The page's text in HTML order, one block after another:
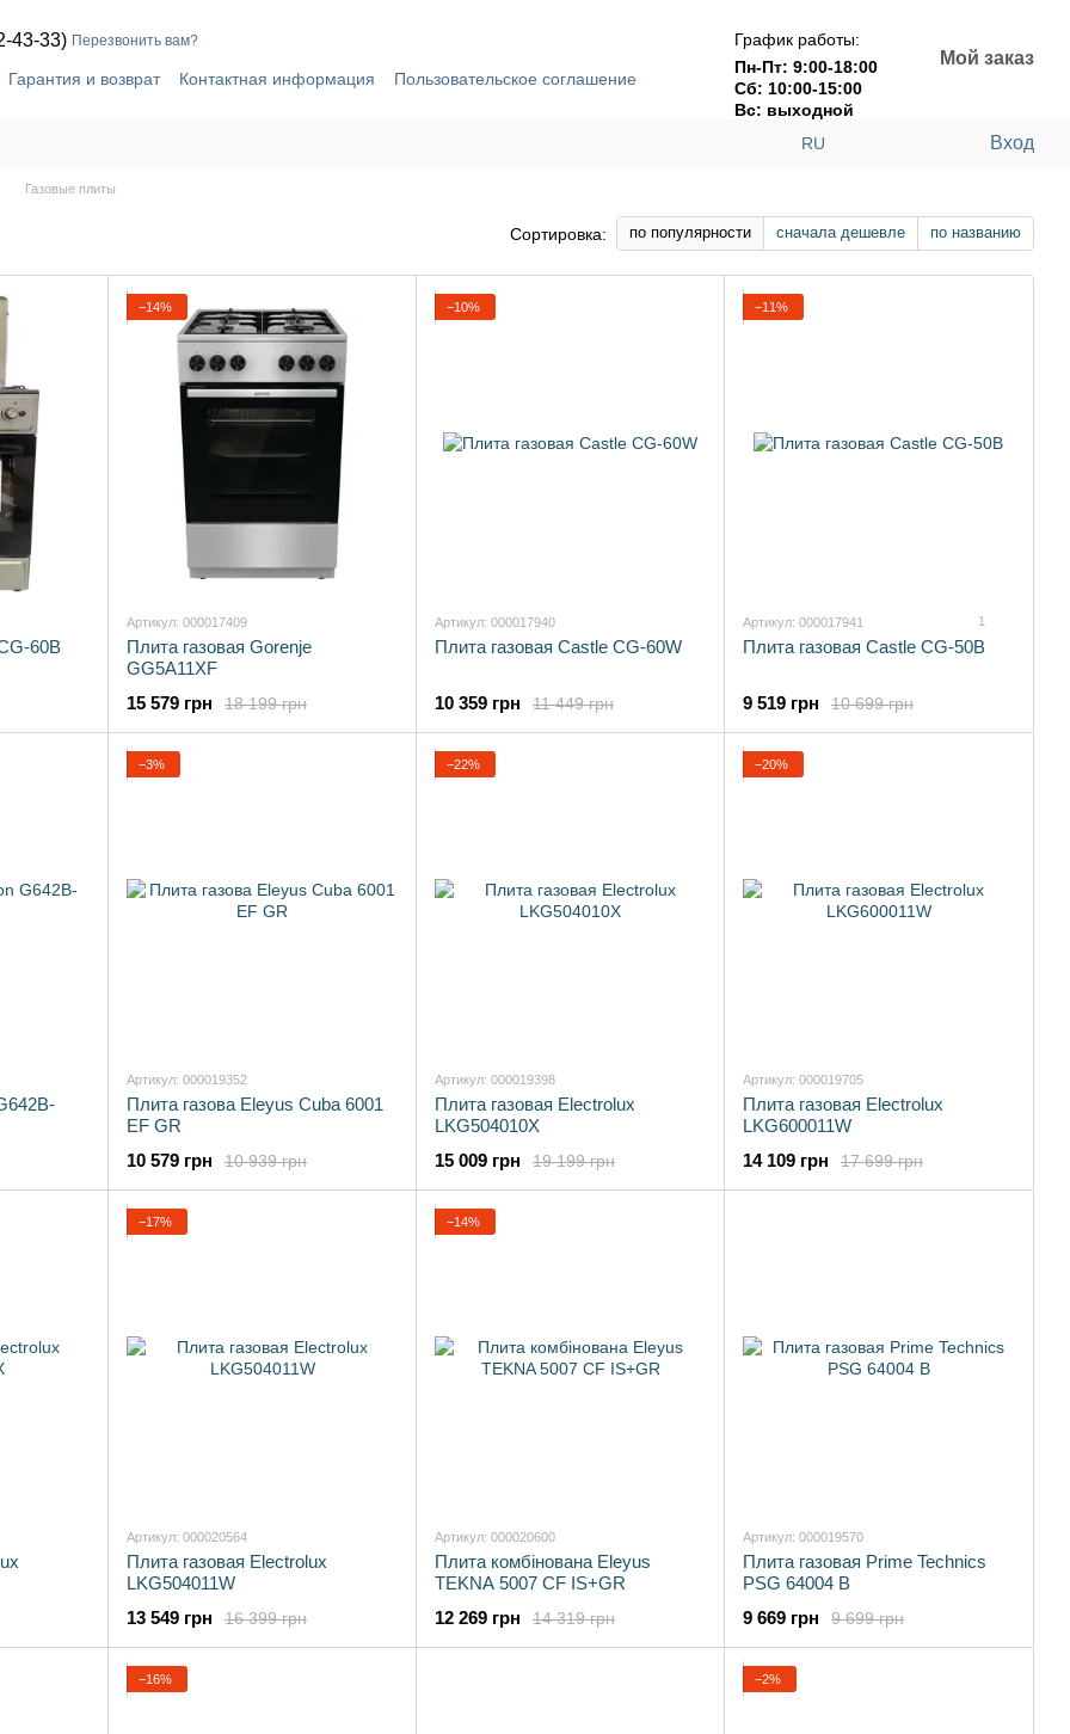
43-33) Перезвонить вам?
Гарантия и возврат Контактная информация Пользовательское соглашение
График работы:
Пн-Пт: 9:00-18:00
Сб: 10:00-15:00
Вс: выходной
Мой заказ
RU Вход
Газовые плиты
Сортировка: по популярности сначала дешевле по названию
60B
−14%
Артикул: 000017409
Плита газовая Gorenje
GG5A11XF
18 199 грн
15 579 грн
−10%
Артикул: 000017940
Плита газовая Castle CG-60W
11 449 грн
10 359 грн
−11%
Артикул: 000017941 1
Плита газовая Castle CG-50B
10 699 грн
9 519 грн
−3%
Артикул: 000019352
Плита газова Eleyus Cuba 6001
EF GR
10 939 грн
10 579 грн
−22%
Артикул: 000019398
Плита газовая Electrolux
LKG504010X
19 199 грн
15 009 грн
−20%
Артикул: 000019705
Плита газовая Electrolux
LKG600011W
17 699 грн
14 109 грн
−17%
Артикул: 000020564
Плита газовая Electrolux
LKG504011W
16 399 грн
13 549 грн
−14%
Артикул: 000020600
Плита комбінована Eleyus
TEKNA 5007 CF IS+GR
14 319 грн
12 269 грн
Артикул: 000019570
Плита газовая Prime Technics
PSG 64004 B
9 699 грн
9 669 грн
−16% −2%